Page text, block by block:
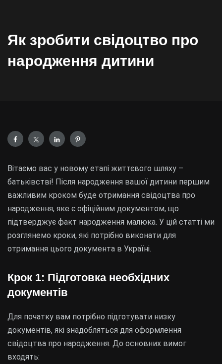
Як зробити свідоцтво про
народження дитини
Вітаємо вас у новому етапі життєвого шляху –
батьківстві! Після народження вашої дитини першим
важливим кроком буде отримання свідоцтва про
народження, яке є офіційним документом, що
підтверджує факт народження малюка. У цій статті ми
розглянемо кроки, які потрібно виконати для
отримання цього документа в Україні.
Крок 1: Підготовка необхідних
документів
Для початку вам потрібно підготувати низку
документів, які знадобляться для оформлення
свідоцтва про народження. До основних вимог
входять: